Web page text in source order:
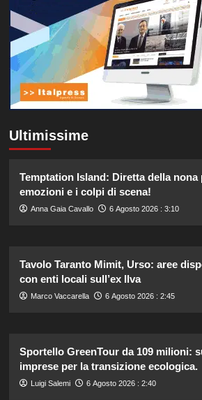
Ultimissime
Temptation Island: Diretta della nona
emozioni e i colpi di scena!
Anna Gaia Cavallo 6 Agosto 2026 : 3:10
Tavolo Taranto Mimit, Urso: aree
con enti locali sull’ex Ilva
Marco Vaccarella 6 Agosto 2026 : 2:45
Sportello GreenTour da 109 milioni:
imprese per la transizione ecologica.
Luigi Salemi 6 Agosto 2026 : 2:40